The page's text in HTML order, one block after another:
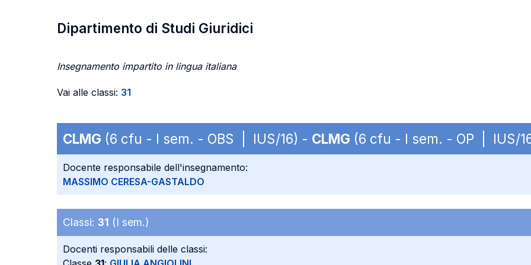
Dipartimento di Studi Giuridici
Insegnamento impartito in lingua italiana
Vai alle classi: 31
CLMG (6 cfu - I sem. - OBS | IUS/16) - CLMG (6 cfu - I sem. - OP | IUS/
Docente responsabile dell'insegnamento:
MASSIMO CERESA-GASTALDO
Classi: 31 (I sem.)
Docenti responsabili delle classi: